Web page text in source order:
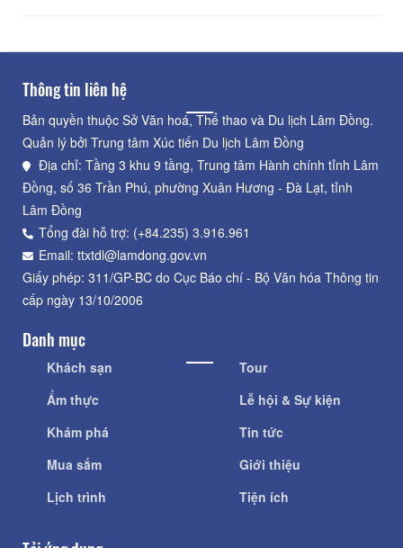
Thông tin liên hệ
Bản quyền thuộc Sở Văn hoá, Thể thao và Du lịch Lâm Đồng.
Quản lý bởi Trung tâm Xúc tiến Du lịch Lâm Đồng
Địa chỉ: Tầng 3 khu 9 tầng, Trung tâm Hành chính tỉnh Lâm
Đồng, số 36 Trần Phú, phường Xuân Hương - Đà Lạt, tỉnh
Lâm Đồng
Tổng đài hỗ trợ: (+84.235) 3.916.961
Email: ttxtdl@lamdong.gov.vn
Giấy phép: 311/GP-BC do Cục Báo chí - Bộ Văn hóa Thông tin
cấp ngày 13/10/2006
Danh mục
Khách sạn
Ẩm thực
Khám phá
Mua sắm
Lịch trình
Tour
Lễ hội & Sự kiện
Tin tức
Giới thiệu
Tiện ích